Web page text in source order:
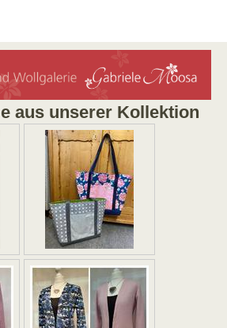
aus unserer Kollektion